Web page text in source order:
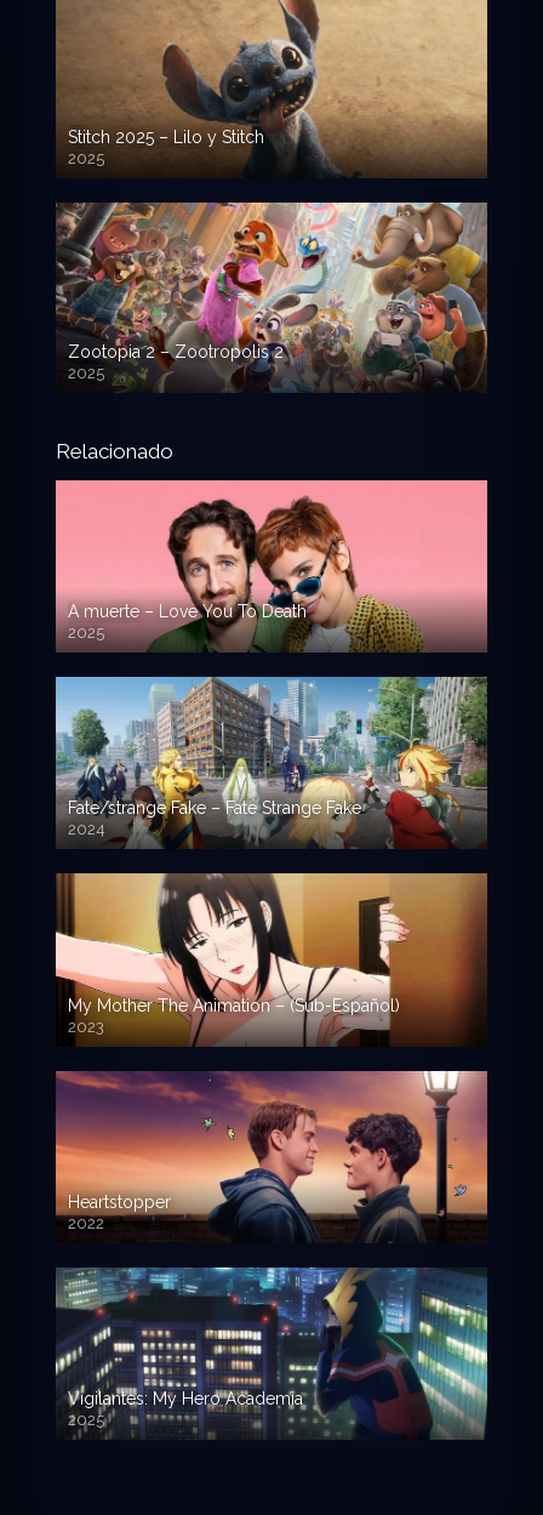
Stitch 2025 – Lilo y Stitch
2025
720p HD
Zootopia 2 – Zootropolis 2
2025
720p HD
Relacionado
A muerte – Love You To Death
2025
Fate/strange Fake – Fate Strange Fake
2024
My Mother The Animation – (Sub-Español)
2023
Heartstopper
2022
Vigilantes: My Hero Academia
2025